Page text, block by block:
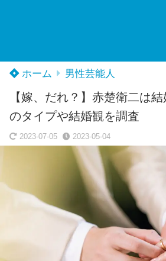
ホーム 男性芸能人
【嫁、だれ？】赤楚衛二は
のタイプや結婚観を調査
2023-07-05 2023-05-04